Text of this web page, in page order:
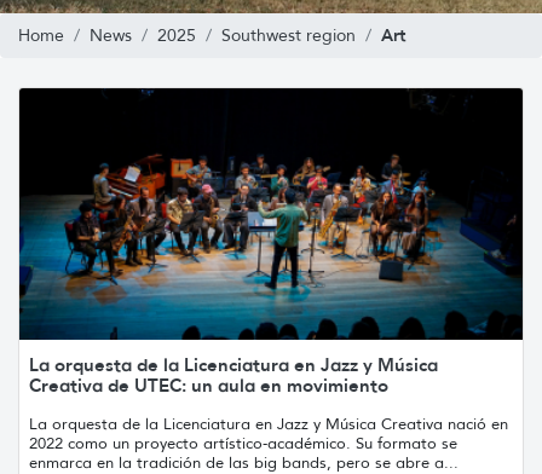
Home News 2025 Southwest region Art
La orquesta de la Licenciatura en Jazz y Música
Creativa de UTEC: un aula en movimiento
La orquesta de la Licenciatura en Jazz y Música Creativa nació en
2022 como un proyecto artístico-académico. Su formato se
enmarca en la tradición de las big bands, pero se abre a...